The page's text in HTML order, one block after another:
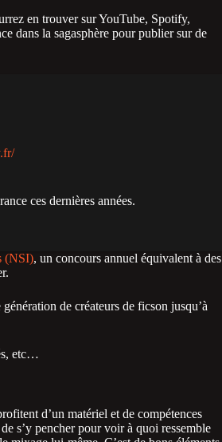
en trouver sur YouTube, Spotify,
dans la sagasphère pour publier sur de
ces dernières années.
(NSI), un concours annuel équivalent à des
de créateurs de ficson jusqu’à
etc…
d’un matériel et de compétences
s’y pencher pour voir à quoi ressemble